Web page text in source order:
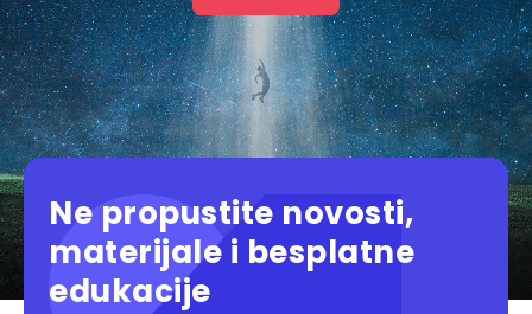
Ne propustite novosti,
materijale i besplatne
edukacije